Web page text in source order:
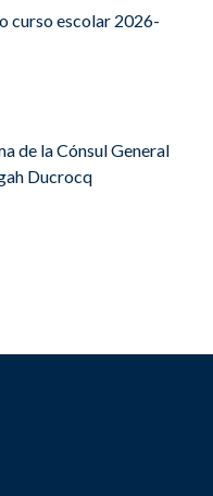
curso escolar 2026-
de la Cónsul General
Ducrocq